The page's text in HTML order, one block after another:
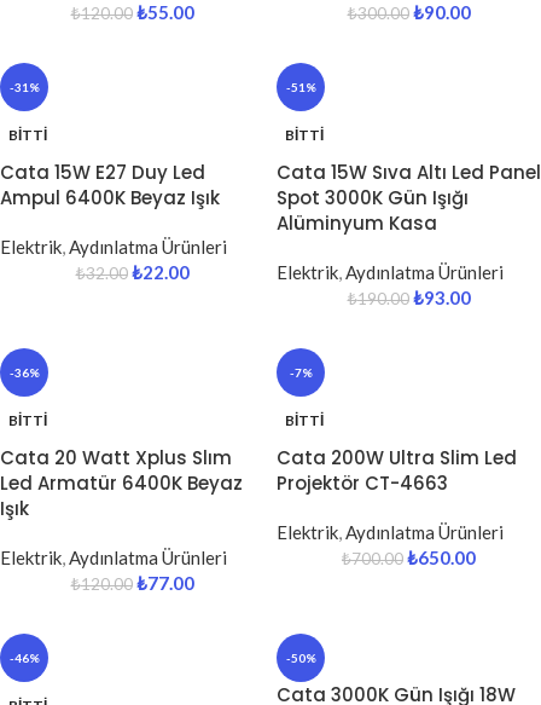
₺120.00 ₺55.00 ₺300.00 ₺90.00
-31%
BITTI
Cata 15W E27 Duy Led
Ampul 6400K Beyaz Işık
Elektrik,Aydınlatma Ürünleri
₺32.00 ₺22.00
-51%
BITTI
Cata 15W Sıva Altı Led Panel
Spot 3000K Gün Işığı
Alüminyum Kasa
Elektrik,Aydınlatma Ürünleri
₺190.00 ₺93.00
-36%
BITTI
Cata 20 Watt Xplus Slım
Led Armatür 6400K Beyaz
Işık
Elektrik,Aydınlatma Ürünleri
₺120.00 ₺77.00
-7%
BITTI
Cata 200W Ultra Slim Led
Projektör CT-4663
Elektrik,Aydınlatma Ürünleri
₺700.00₺650.00
-46% -50%
Cata 3000K Gün Işığı 18W